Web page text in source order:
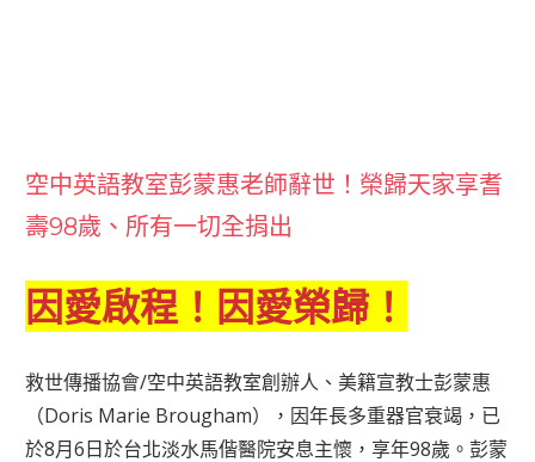
空中英語教室彭蒙惠老師辭世！榮歸天家享耆
壽98歲、所有一切全捐出
因愛啟程！因愛榮歸！
救世傳播協會/空中英語教室創辦人、美籍宣教士彭蒙惠
（Doris Marie Brougham），因年長多重器官衰竭，已
於8月6日於台北淡水馬偕醫院安息主懷，享年98歲。彭蒙